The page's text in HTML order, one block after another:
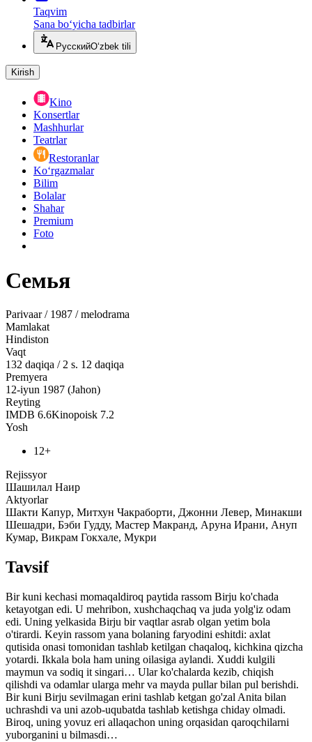
Taqvim
Sana bo‘yicha tadbirlar
РусскийO‘zbek tili
Kirish
Kino
Konsertlar
Mashhurlar
Teatrlar
Restoranlar
Ko‘rgazmalar
Bilim
Bolalar
Shahar
Premium
Foto
Семья
Parivaar / 1987 / melodrama
Mamlakat
Hindiston
Vaqt
132 daqiqa / 2 s. 12 daqiqa
Premyera
12-iyun 1987 (Jahon)
Reyting
IMDB 6.6Kinopoisk 7.2
Yosh
12+
Rejissyor
Шашилал Наир
Aktyorlar
Шакти Капур, Митхун Чакраборти, Джонни Левер, Минакши
Шешадри, Бэби Гудду, Мастер Макранд, Аруна Ирани, Ануп
Кумар, Викрам Гокхале, Мукри
Tavsif
Bir kuni kechasi momaqaldiroq paytida rassom Birju ko'chada
ketayotgan edi. U mehribon, xushchaqchaq va juda yolg'iz odam
edi. Uning yelkasida Birju bir vaqtlar asrab olgan yetim bola
o'tirardi. Keyin rassom yana bolaning faryodini eshitdi: axlat
qutisida onasi tomonidan tashlab ketilgan chaqaloq, kichkina qizcha
yotardi. Ikkala bola ham uning oilasiga aylandi. Xuddi kulgili
maymun va sodiq it singari… Ular ko'chalarda kezib, chiqish
qilishdi va odamlar ularga mehr va mayda pullar bilan pul berishdi.
Bir kuni Birju sevilmagan erini tashlab ketgan go'zal Anita bilan
uchrashdi va uni azob-uqubatda tashlab ketishga chiday olmadi.
Biroq, uning yovuz eri allaqachon uning orqasidan qaroqchilarni
yuborganini u bilmasdi…